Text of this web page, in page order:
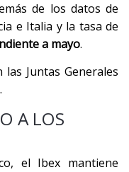
de los datos de
e Italia y la tasa de
a mayo.
Juntas Generales
A LOS
el Ibex mantiene